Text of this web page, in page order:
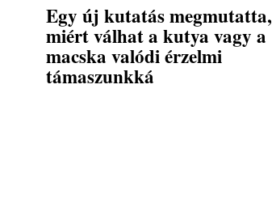
Egy új kutatás megmutatta,
miért válhat a kutya vagy a
macska valódi érzelmi
támaszunkká